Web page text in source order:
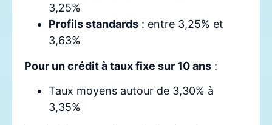
3,25%
Profils standards : entre 3,25% et
3,63%
Pour un crédit à taux fixe sur 10 ans :
Taux moyens autour de 3,30% à
3,35%